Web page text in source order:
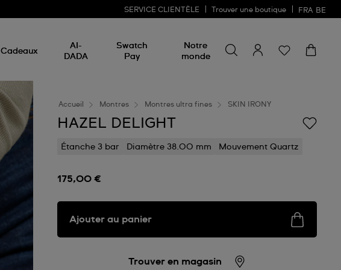
SERVICE CLIENTÈLE Trouver une boutique FRA BE
Cadeaux
AI-
DADA
Swatch
Pay
Notre
monde
un
produit
Accueil Montres Montres ultra fines SKIN IRONY
HAZEL DELIGHT
Étanche 3 bar Diamètre 38.00 mm Mouvement Quartz
175,00 €
Ajouter au panier
Trouver en magasin